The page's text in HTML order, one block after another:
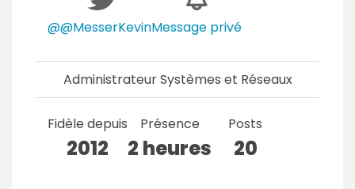
@@MesserKevinMessage privé
Administrateur Systèmes et Réseaux
Fidèle depuis
2012
Présence
2 heures
Posts
20